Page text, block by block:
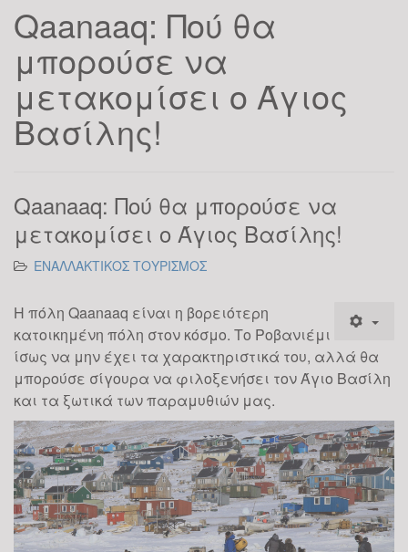
Qaanaaq: Πού θα
μπορούσε να
μετακομίσει ο Άγιος
Βασίλης!
Qaanaaq: Πού θα μπορούσε να
μετακομίσει ο Άγιος Βασίλης!
ΕΝΑΛΛΑΚΤΙΚΟΣ ΤΟΥΡΙΣΜΟΣ
Η πόλη Qaanaaq είναι η βορειότερη
κατοικημένη πόλη στον κόσμο. Το Ροβανιέμι
ίσως να μην έχει τα χαρακτηριστικά του, αλλά θα
μπορούσε σίγουρα να φιλοξενήσει τον Άγιο Βασίλη
και τα ξωτικά των παραμυθιών μας.